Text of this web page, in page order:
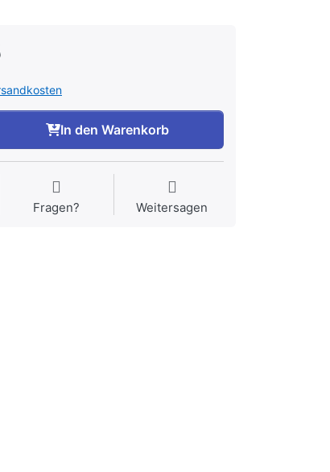
In den Warenkorb
Fragen? Weitersagen